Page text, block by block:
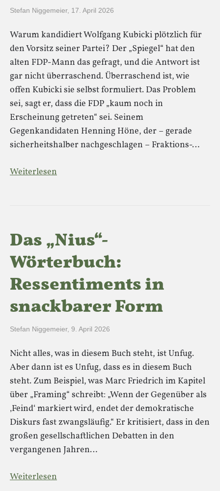
Stefan Niggemeier, 17. April 2026
Warum kandidiert Wolfgang Kubicki plötzlich für
den Vorsitz seiner Partei? Der „Spiegel“ hat den
alten FDP-Mann das gefragt, und die Antwort ist
gar nicht überraschend. Überraschend ist, wie
offen Kubicki sie selbst formuliert. Das Problem
sei, sagt er, dass die FDP „kaum noch in
Erscheinung getreten“ sei. Seinem
Gegenkandidaten Henning Höne, der – gerade
sicherheitshalber nachgeschlagen – Fraktions-…
Weiterlesen
Das „Nius“-
Wörterbuch:
Ressentiments in
snackbarer Form
Stefan Niggemeier, 9. April 2026
Nicht alles, was in diesem Buch steht, ist Unfug.
Aber dann ist es Unfug, dass es in diesem Buch
steht. Zum Beispiel, was Marc Friedrich im Kapitel
über „Framing“ schreibt: „Wenn der Gegenüber als
‚Feind‘ markiert wird, endet der demokratische
Diskurs fast zwangsläufig.“ Er kritisiert, dass in den
großen gesellschaftlichen Debatten in den
vergangenen Jahren…
Weiterlesen